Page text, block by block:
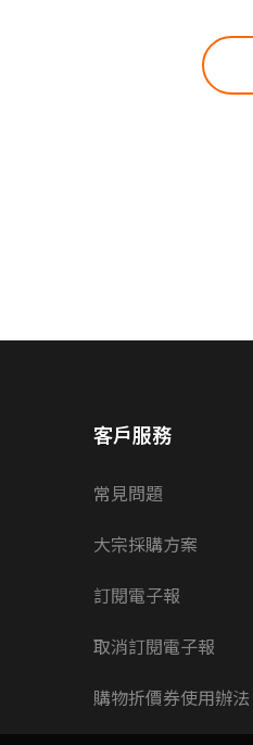
客戶服務
常見問題
大宗採購方案
訂閱電子報
取消訂閱電子報
購物折價券使用辦法